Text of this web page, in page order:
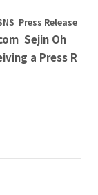
Press Release
Sejin Oh
a Press R